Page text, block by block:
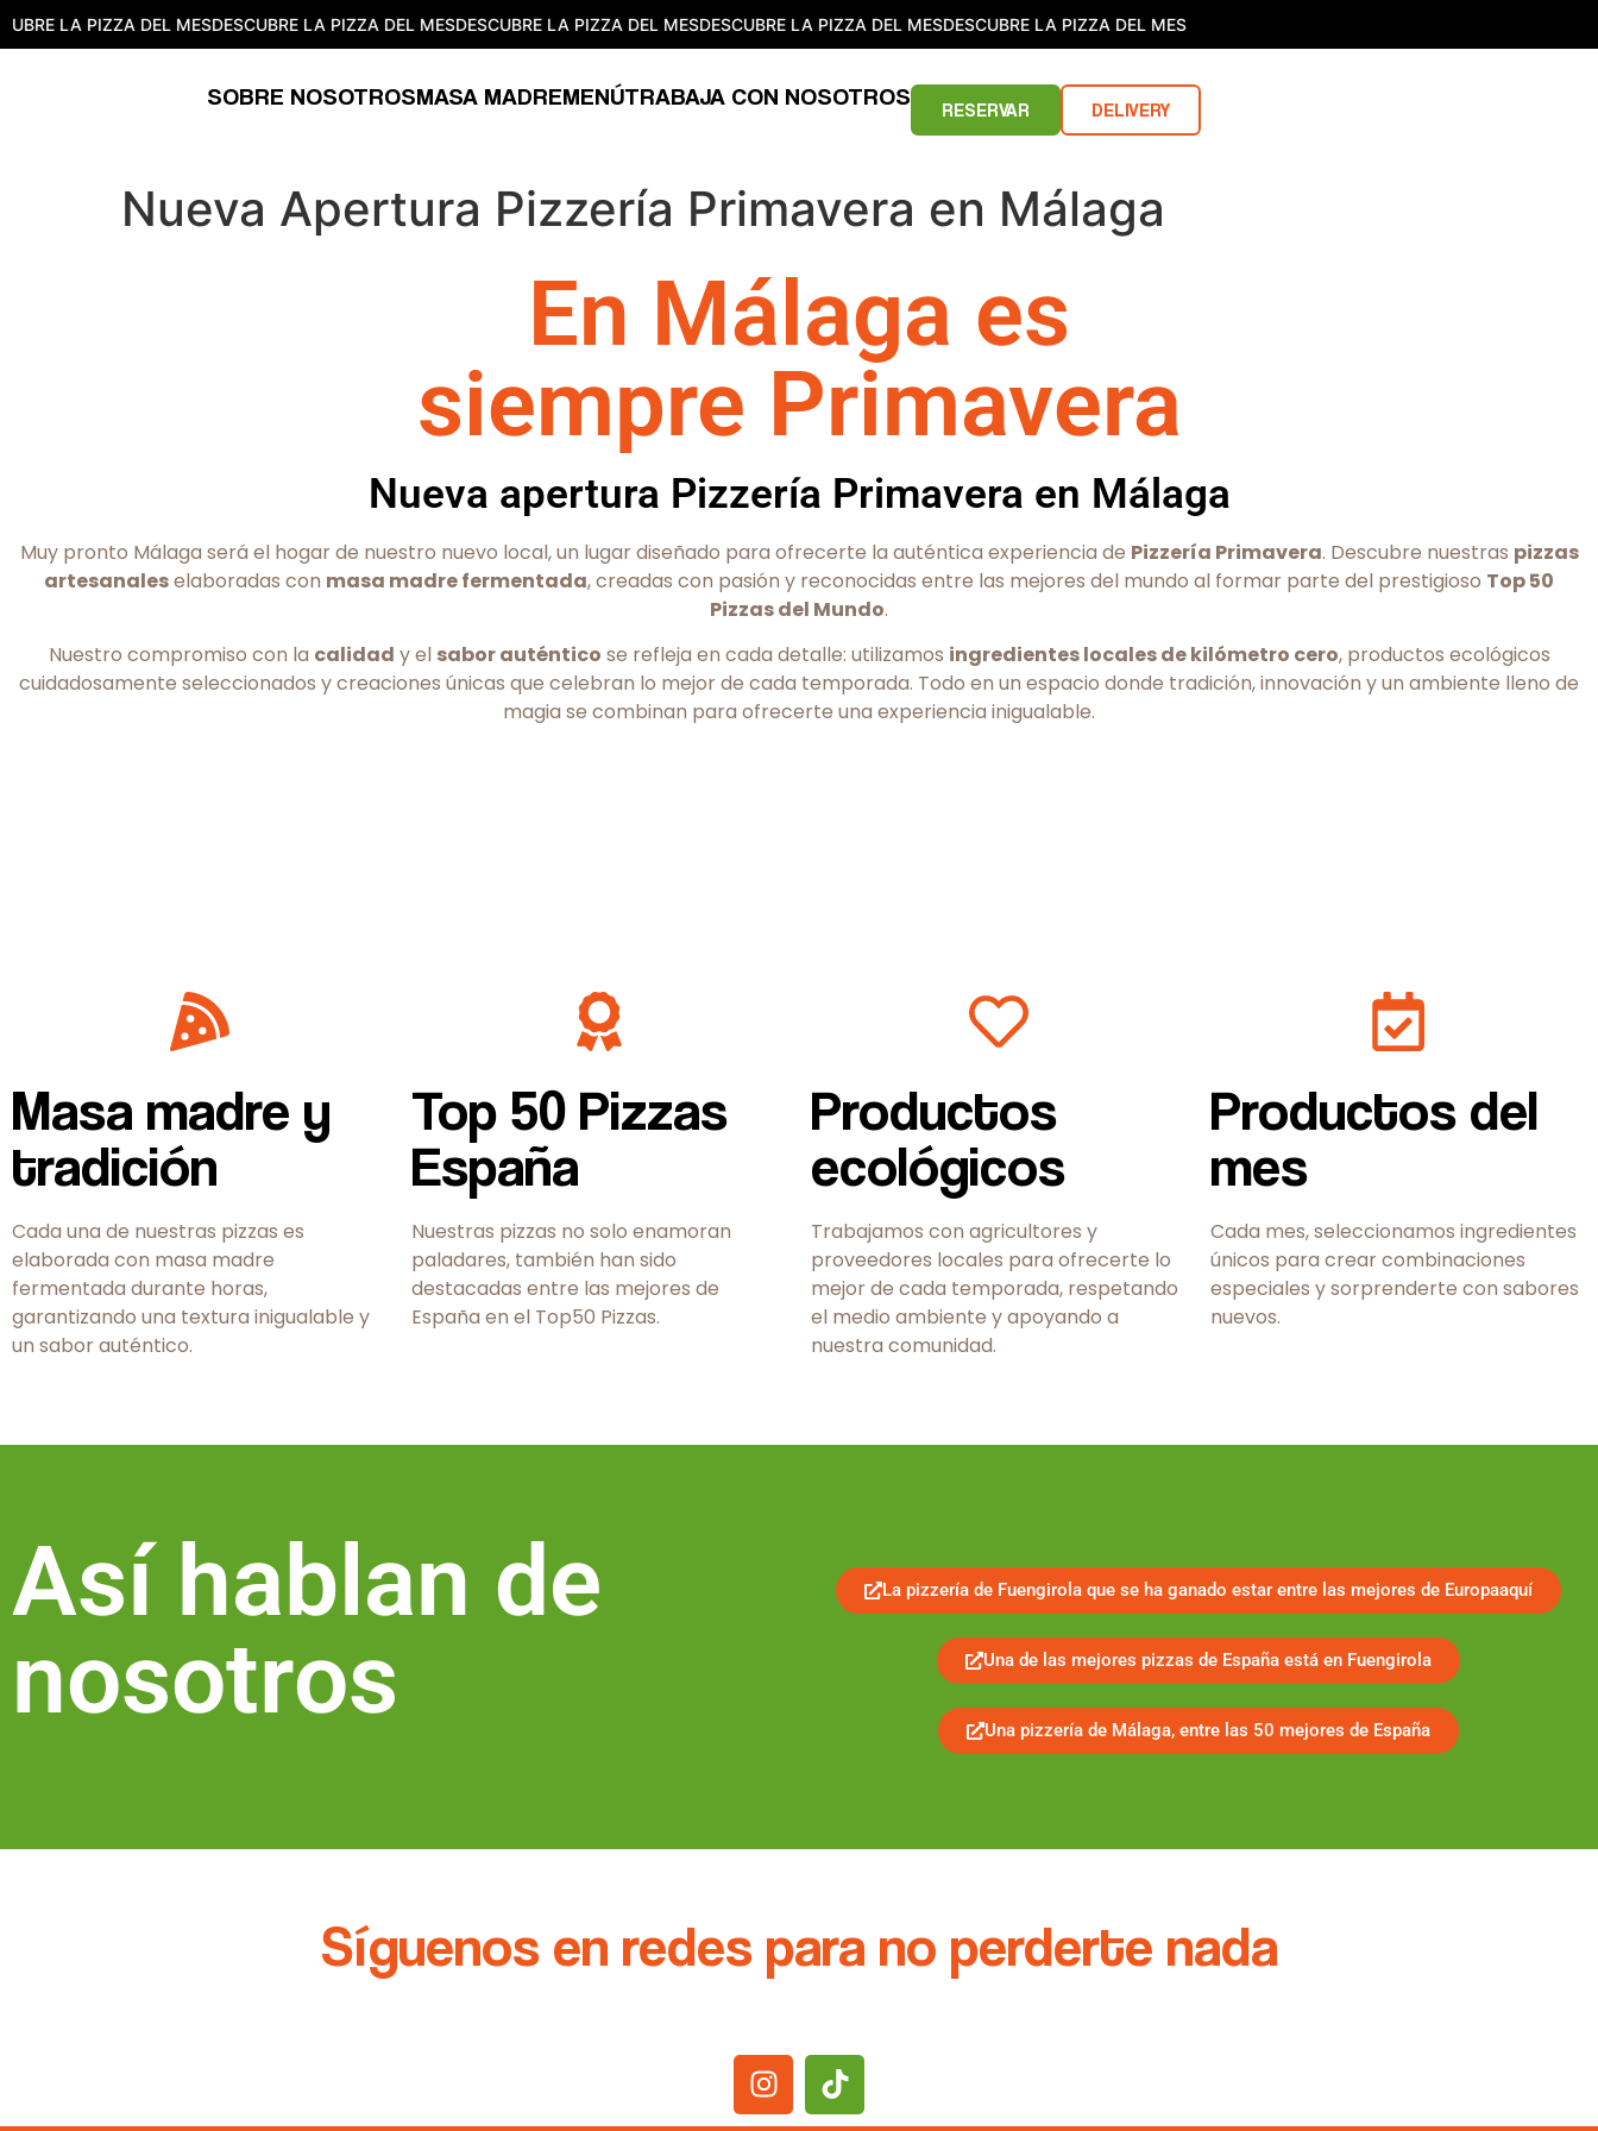
LA PIZZA DEL MESDESCUBRE LA PIZZA DEL MESDESCUBRE LA PIZZA DEL MESDESCUBRE LA PIZZA DEL MESDESCUBRE LA PIZZA DEL MES
SOBRE NOSOTROSMASA MADREMENÚTRABAJA CON NOSOTROS RESERVAR DELIVERY
Nueva Apertura Pizzería Primavera en Málaga
En Málaga es
siempre Primavera
Nueva apertura Pizzería Primavera en Málaga
Muy pronto Málaga será el hogar de nuestro nuevo local, un lugar diseñado para ofrecerte la auténtica experiencia de Pizzería Primavera. Descubre nuestras pizzas
artesanaleselaboradas con masa madre fermentada, creadas con pasión y reconocidas entre las mejores del mundo al formar parte del prestigioso Top 50
Pizzas del Mundo.
Nuestro compromiso con la calidad y el sabor auténtico se refleja en cada detalle: utilizamos ingredientes locales de kilómetro cero, productos ecológicos
cuidadosamente seleccionados y creaciones únicas que celebran lo mejor de cada temporada. Todo en un espacio donde tradición, innovación y un ambiente lleno de
magia se combinan para ofrecerte una experiencia inigualable.
Masa madre y
tradición
Cada una de nuestras pizzas es
elaborada con masa madre
fermentada durante horas,
garantizando una textura inigualable y
un sabor auténtico.
Top 50 Pizzas
España
Nuestras pizzas no solo enamoran
paladares, también han sido
destacadas entre las mejores de
España en el Top50 Pizzas.
Productos
ecológicos
Trabajamos con agricultores y
proveedores locales para ofrecerte lo
mejor de cada temporada, respetando
el medio ambiente y apoyando a
nuestra comunidad.
Productos del
mes
Cada mes, seleccionamos ingredientes
únicos para crear combinaciones
especiales y sorprenderte con sabores
nuevos.
Así hablan de
nosotros
La pizzería de Fuengirola que se ha ganado estar entre las mejores de Europaaquí
Una de las mejores pizzas de España está en Fuengirola
Una pizzería de Málaga, entre las 50 mejores de España
Síguenos en redes para no perderte nada